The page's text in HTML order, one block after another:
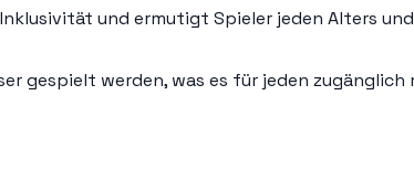
und ermutigt Spieler jeden Alters
gespielt werden, was es für jeden zugänglich